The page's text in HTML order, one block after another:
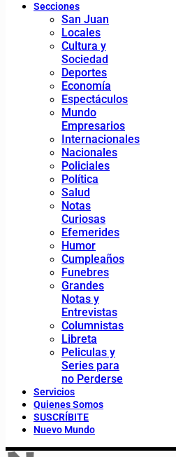
Secciones
San Juan
Locales
Cultura y
Sociedad
Deportes
Economía
Espectáculos
Mundo
Empresarios
Internacionales
Nacionales
Policiales
Política
Salud
Notas
Curiosas
Efemerides
Humor
Cumpleaños
Funebres
Grandes
Notas y
Entrevistas
Columnistas
Libreta
Peliculas y
Series para
no Perderse
Servicios
Quienes Somos
SUSCRÍBITE
Nuevo Mundo